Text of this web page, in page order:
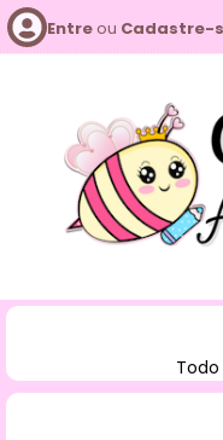
Entreou Cadastre-